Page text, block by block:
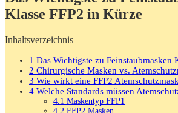
Klasse FFP2 in Kürze
Inhaltsverzeichnis
1 Das Wichtigste zu Feinstaubmasken
2 Chirurgische Masken vs.
3 Wie wirkt eine FFP2
4 Welche Standards müssen
4.1 Maskentyp FFP1
4.2 FFP2 Masken